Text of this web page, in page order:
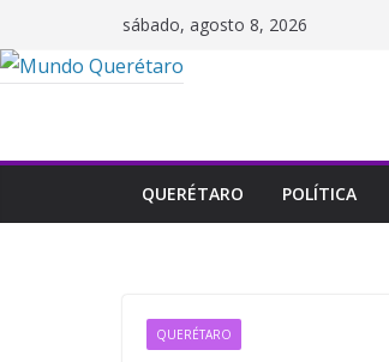
al
contenido
sábado, agosto 8, 2026
QUERÉTARO POLÍTICA
QUERÉTARO